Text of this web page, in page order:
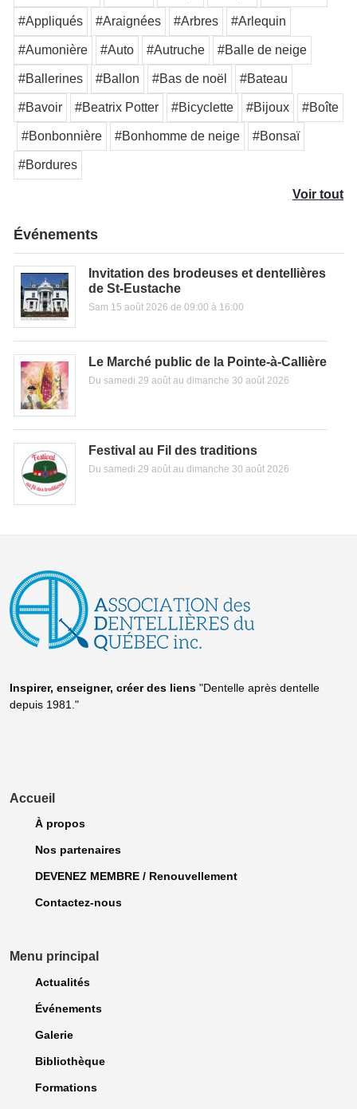
#Appliqués #Araignées #Arbres #Arlequin
#Aumonière #Auto #Autruche #Balle de neige
#Ballerines #Ballon #Bas de noël #Bateau
#Bavoir #Beatrix Potter #Bicyclette #Bijoux #Boîte
#Bonbonnière #Bonhomme de neige #Bonsaï
#Bordures
Voir tout
Événements
Invitation des brodeuses et dentellières
de St-Eustache
Sam 15 août 2026 de 09:00 à 16:00
Le Marché public de la Pointe-à-Callière
Du samedi 29 août au dimanche 30 août 2026
Festival au Fil des traditions
Du samedi 29 août au dimanche 30 août 2026
Inspirer, enseigner, créer des liens "Dentelle après dentelle
depuis 1981."
Accueil
À propos
Nos partenaires
DEVENEZ MEMBRE / Renouvellement
Contactez-nous
Menu principal
Actualités
Événements
Galerie
Bibliothèque
Formations